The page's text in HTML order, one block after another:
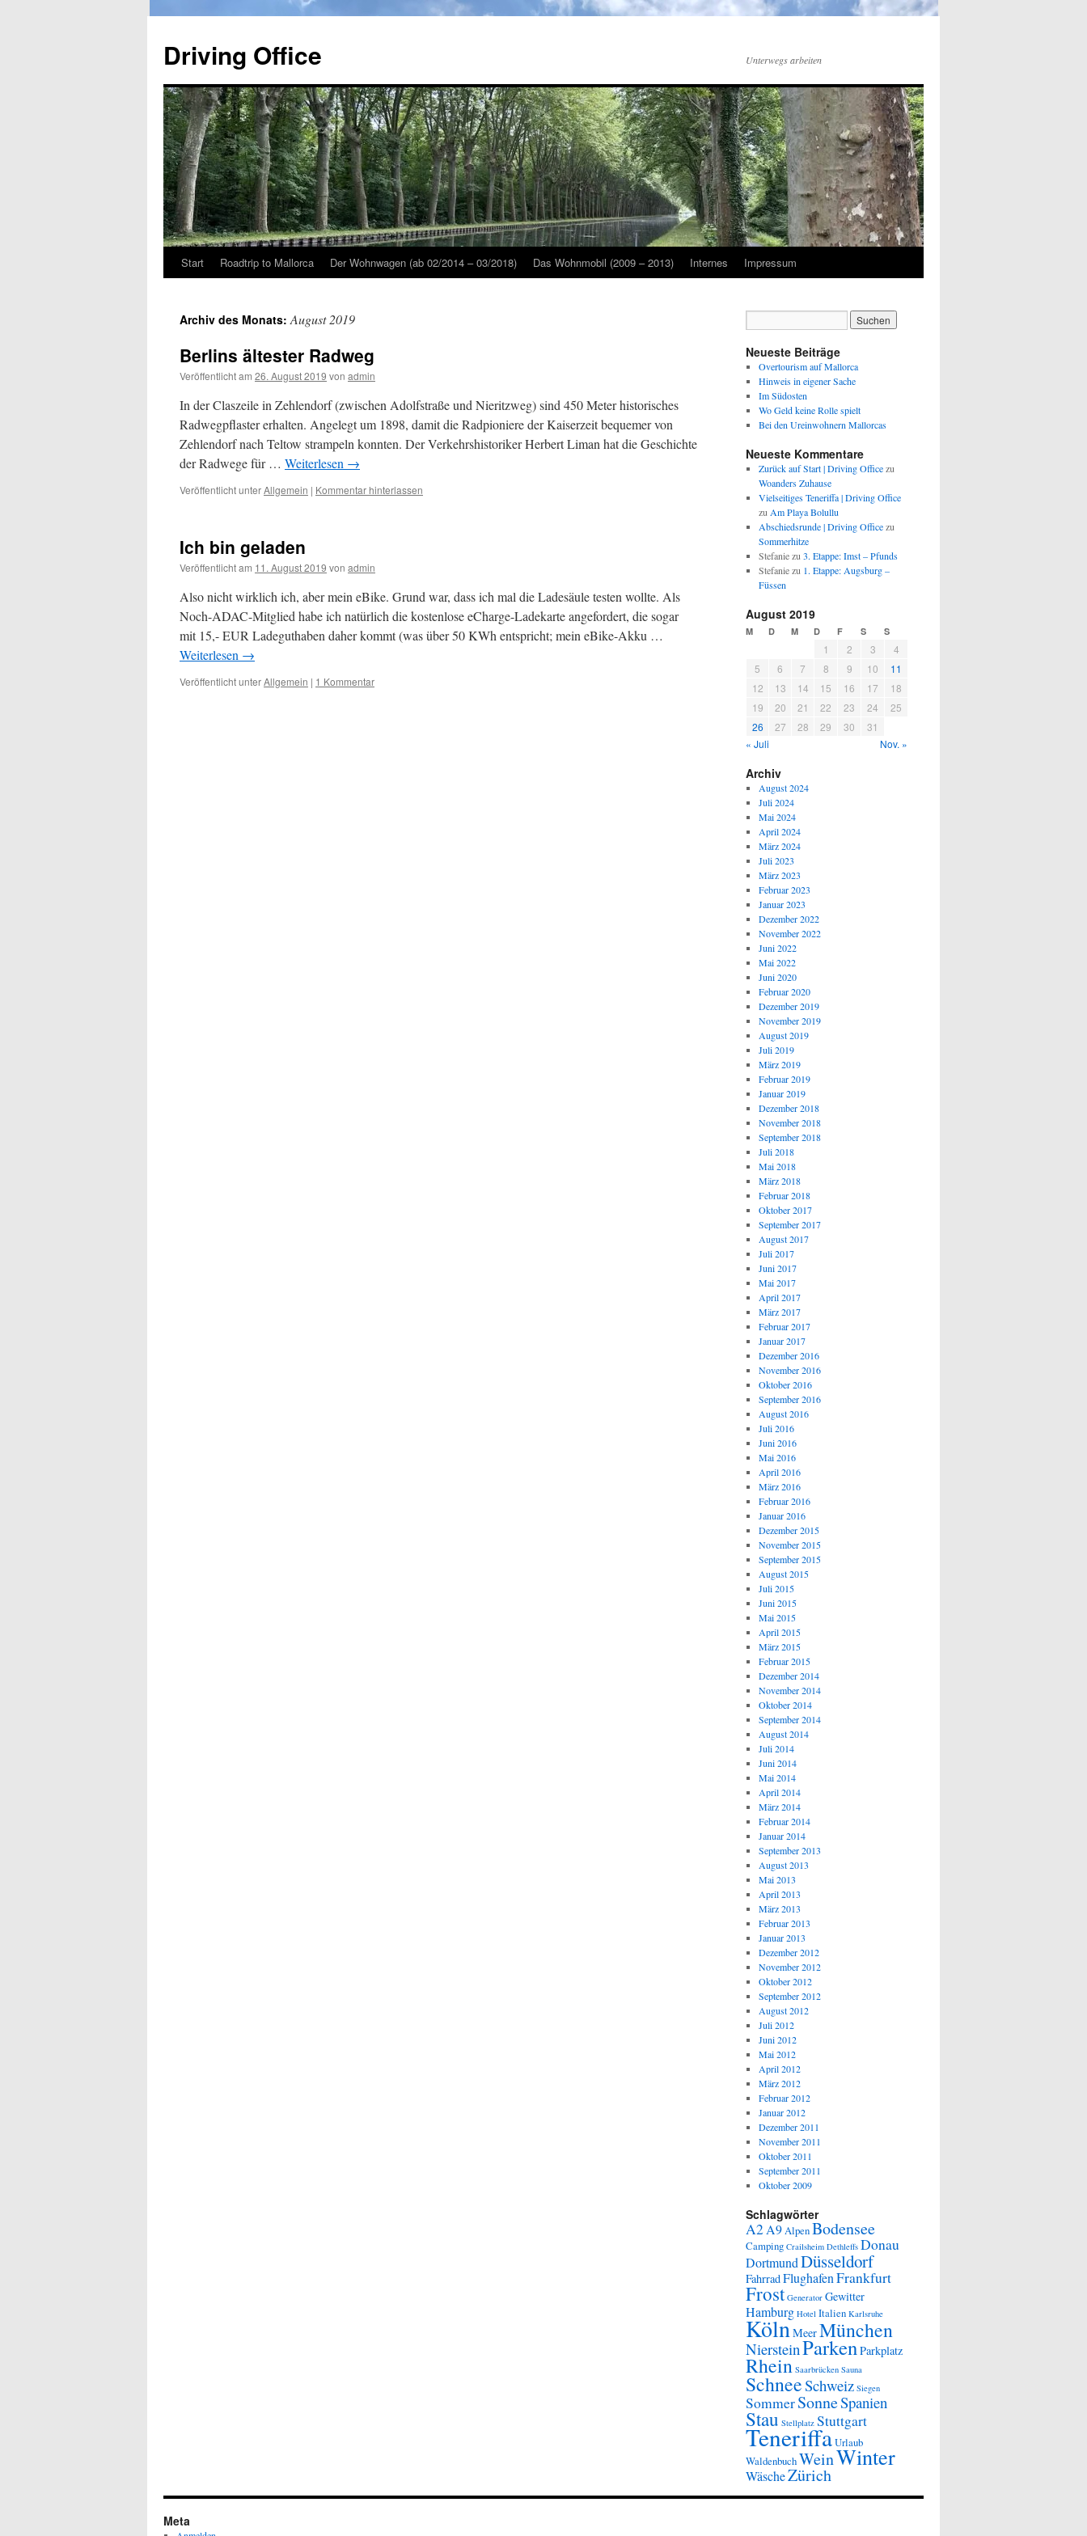
springen
Driving Office Unterwegs arbeiten
Start Roadtrip to Mallorca Der Wohnwagen (ab 02/2014 – 03/2018) Das Wohnmobil (2009 – 2013) Internes Impressum
Archiv des Monats:August 2019
Berlins ältester Radweg
Veröffentlicht am 26. August 2019 von admin
In der Claszeile in Zehlendorf (zwischen Adolfstraße und Nieritzweg) sind 450 Meter historisches
Radwegpflaster erhalten. Angelegt um 1898, damit die Radpioniere der Kaiserzeit bequemer von
Zehlendorf nach Teltow strampeln konnten. Der Verkehrshistoriker Herbert Liman hat die Geschichte
der Radwege für … Weiterlesen →
Veröffentlicht unterAllgemein | Kommentar hinterlassen
Ich bin geladen
Veröffentlicht am 11. August 2019 von admin
Also nicht wirklich ich, aber mein eBike. Grund war, dass ich mal die Ladesäule testen wollte. Als
Noch-ADAC-Mitglied habe ich natürlich die kostenlose eCharge-Ladekarte angefordert, die sogar
mit 15,- EUR Ladeguthaben daher kommt (was über 50 KWh entspricht; mein eBike-Akku …
Weiterlesen →
Veröffentlicht unterAllgemein | 1 Kommentar
Neueste Beiträge
Overtourism auf Mallorca
Hinweis in eigener Sache
Im Südosten
Wo Geld keine Rolle spielt
Bei den Ureinwohnern Mallorcas
Neueste Kommentare
Zurück auf Start | Driving Officezu
Woanders Zuhause
Vielseitiges Teneriffa | Driving Office
zu Am Playa Bolullu
Abschiedsrunde | Driving Officezu
Sommerhitze
Stefaniezu 3. Etappe: Imst – Pfunds
Stefaniezu 1. Etappe: Augsburg –
Füssen
August 2019
M D M D F S S
1 2 3
4
5
6 7 8 9 10
11
12
13 14 15 16 17
18
19
20 21 22 23 24
25
26
27 28 29 30
31
« Juli
Nov. »
Archiv
August 2024
Juli 2024
Mai 2024
April 2024
März 2024
Juli 2023
März 2023
Februar 2023
Januar 2023
Dezember 2022
November 2022
Juni 2022
Mai 2022
Juni 2020
Februar 2020
Dezember 2019
November 2019
August 2019
Juli 2019
März 2019
Februar 2019
Januar 2019
Dezember 2018
November 2018
September 2018
Juli 2018
Mai 2018
März 2018
Februar 2018
Oktober 2017
September 2017
August 2017
Juli 2017
Juni 2017
Mai 2017
April 2017
März 2017
Februar 2017
Januar 2017
Dezember 2016
November 2016
Oktober 2016
September 2016
August 2016
Juli 2016
Juni 2016
Mai 2016
April 2016
März 2016
Februar 2016
Januar 2016
Dezember 2015
November 2015
September 2015
August 2015
Juli 2015
Juni 2015
Mai 2015
April 2015
März 2015
Februar 2015
Dezember 2014
November 2014
Oktober 2014
September 2014
August 2014
Juli 2014
Juni 2014
Mai 2014
April 2014
März 2014
Februar 2014
Januar 2014
September 2013
August 2013
Mai 2013
April 2013
März 2013
Februar 2013
Januar 2013
Dezember 2012
November 2012
Oktober 2012
September 2012
August 2012
Juli 2012
Juni 2012
Mai 2012
April 2012
März 2012
Februar 2012
Januar 2012
Dezember 2011
November 2011
Oktober 2011
September 2011
Oktober 2009
Schlagwörter
A2A9AlpenBodensee
Camping Crailsheim Dethleffs Donau
DortmundDüsseldorf
FahrradFlughafenFrankfurt
Frost Generator Gewitter
Hamburg Hotel Italien Karlsruhe
KölnMeerMünchen
NiersteinParkenParkplatz
Rhein Saarbrücken Sauna
SchneeSchweiz Siegen
SommerSonneSpanien
Stau Stellplatz Stuttgart
TeneriffaUrlaub
WaldenbuchWeinWinter
WäscheZürich
Meta